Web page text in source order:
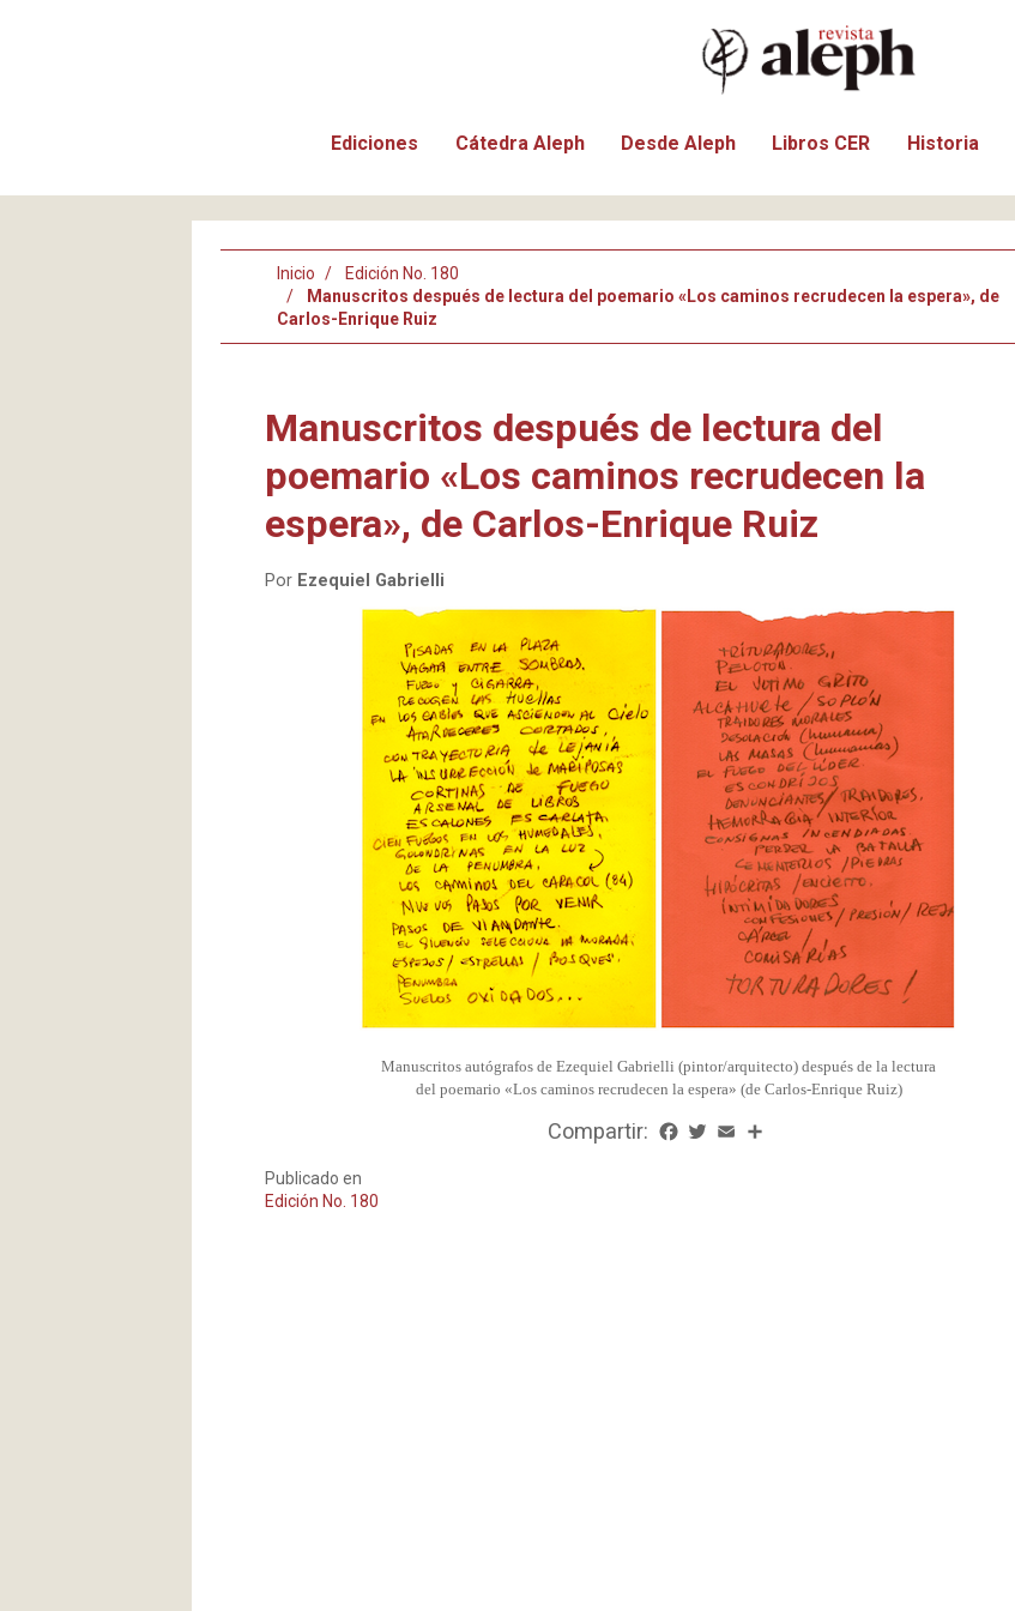
Ediciones Cátedra Aleph Desde Aleph Libros CER Historia
Inicio
Edición No. 180
Manuscritos después de lectura del poemario «Los caminos recrudecen la espera», de
Carlos-Enrique Ruiz
Manuscritos después de lectura del
poemario «Los caminos recrudecen la
espera», de Carlos-Enrique Ruiz
Por Ezequiel Gabrielli
Manuscritos autógrafos de Ezequiel Gabrielli (pintor/arquitecto) después de la lectura
del poemario «Los caminos recrudecen la espera» (de Carlos-Enrique Ruiz)
Compartir: Facebook
Twitter
Email
Publicado en
Edición No. 180